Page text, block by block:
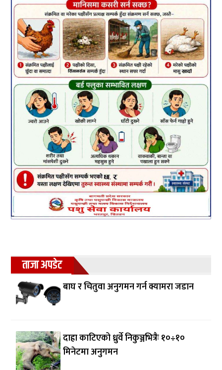
ताजा अपडेट
बाघ र चितुवा अनुगमन गर्न क्यामरा जडान
दाह्रा काटिएको ध्रुर्वे निकुञ्जभित्रैः १०÷१०
मिनेटमा अनुगमन